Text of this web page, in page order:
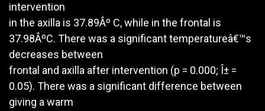
intervention
in the axilla is 37.89Âº C, while in the frontal is
37.98ÂºC. There was a significant temperatureâ€™s
decreases between
frontal and axilla after intervention (p = 0.000; Î± =
0.05). There was a significant difference between
giving a warm